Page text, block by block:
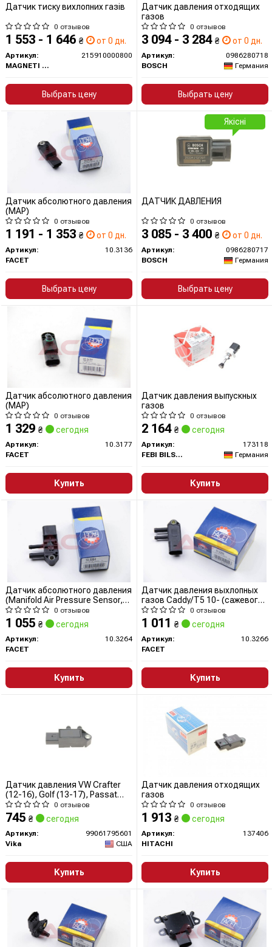
Датчик тиску вихлопних газів
0 отзывов
1 553 - 1 646 ₴ от 0 дн.
Артикул:
215910000800
MAGNETI MARELLI
Выбрать цену
Датчик давления отходящих
газов
0 отзывов
3 094 - 3 284 ₴ от 0 дн.
Артикул:
0986280718
BOSCH
Германия
Выбрать цену
Датчик абсолютного давления
(MAP)
0 отзывов
1 191 - 1 353 ₴ от 0 дн.
Артикул:
10.3136
FACET
Выбрать цену
ДАТЧИК ДАВЛЕНИЯ
0 отзывов
3 085 - 3 400 ₴ от 0 дн.
Артикул:
0986280717
BOSCH
Германия
Выбрать цену
Якісні
Датчик абсолютного давления
(MAP)
0 отзывов
1 329 ₴ сегодня
Артикул:
10.3177
FACET
Купить
Датчик давления выпускных
газов
0 отзывов
2 164 ₴ сегодня
Артикул:
173118
FEBI BILSTEIN
Германия
Купить
Датчик абсолютного давления
(Manifold Air Pressure Sensor,
MAP sensor)0 отзывов
1 055 ₴ сегодня
Артикул:
10.3264
FACET
Купить
Датчик давления выхлопных
газов Caddy/T5 10- (сажевого
Фільтра) 076 906 051 B
(10.3266) Facet
0 отзывов
1 011 ₴ сегодня
Артикул:
10.3266
FACET
Купить
Датчик давления VW Crafter
(12-16), Golf (13-17), Passat
(13-16)/Audi A4 (13-16), A5 (12-
17), A6 (11-18),Q5 (13-17)
(99061795601) VIKA
0 отзывов
745 ₴ сегодня
Артикул:
99061795601
Vika
США
Купить
Датчик давления отходящих
газов
0 отзывов
1 913 ₴ сегодня
Артикул:
137406
HITACHI
Купить